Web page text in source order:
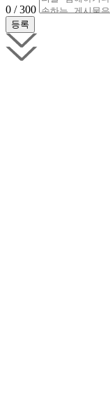
0 / 300